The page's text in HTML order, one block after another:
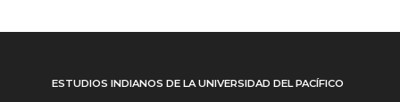
ESTUDIOS INDIANOS DE LA UNIVERSIDAD DEL PACÍFICO